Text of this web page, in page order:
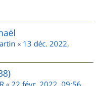
« 13 déc. 2022,
« 22 févr. 2022, 09:56